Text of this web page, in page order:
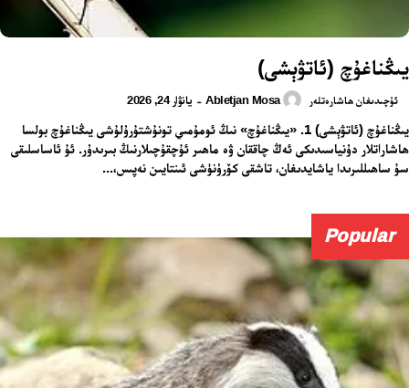
يىڭناغۇچ (ئاتۋېشى)
ئۇچىدىغان ھاشارەتلەر Abletjan Mosa
- يانۋار 24, 2026
يىڭناغۇچ (ئاتۋېشى) 1. «يىڭناغۇچ» نىڭ ئومۇمىي تونۇشتۇرۇلۇشى يىڭناغۇچ بولسا
ھاشاراتلار دۇنياسىدىكى ئەڭ چاققان ۋە ماھىر ئۇچقۇچىلارنىڭ بىرىدۇر. ئۇ ئاساسلىقى
سۇ ساھىللىرىدا ياشايدىغان، تاشقى كۆرۈنۈشى ئىنتايىن نەپىس،...
Popular